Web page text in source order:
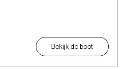
Bekijk de boot